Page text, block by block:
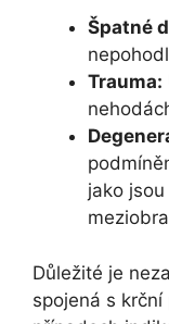
Špatné
Trauma:
jako
Důležité je
spojená s